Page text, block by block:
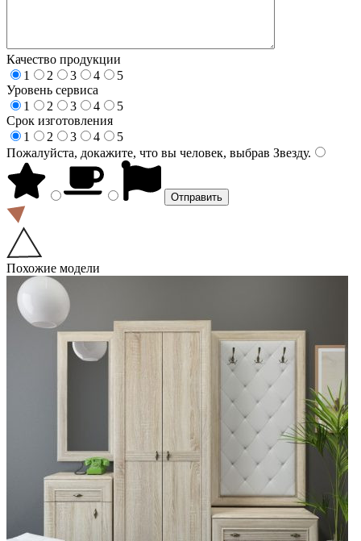
Качество продукции
1
2 3 4
5
Уровень сервиса
1
2 3 4
5
Срок изготовления
1
2 3 4
5
Пожалуйста, докажите, что вы человек, выбрав Звезду.
Похожие модели